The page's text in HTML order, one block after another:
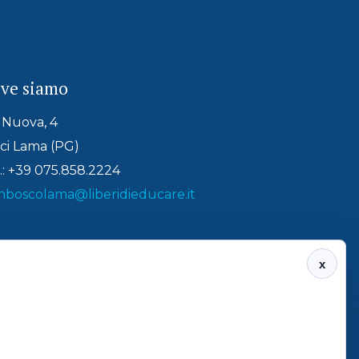
siamo
Nuova, 4
Lama (PG)
+39 075.858.2224
x